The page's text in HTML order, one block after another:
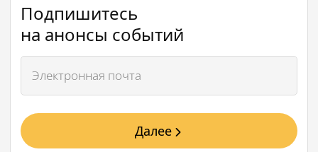
Подпишитесь
на анонсы событий
Далее